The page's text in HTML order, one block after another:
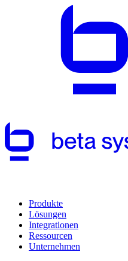
Produkte
Lösungen
Integrationen
Ressourcen
Unternehmen